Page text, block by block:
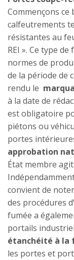
Commençons
calfeutrements
résistantes au
REI ». Ce type
normes de
de la période de
rendu le
à la date de
est obligatoire
piétons ou
portes
approbation
État membre
convient de
des procédures
fumée a
portails
étanchéité à la
les portes et